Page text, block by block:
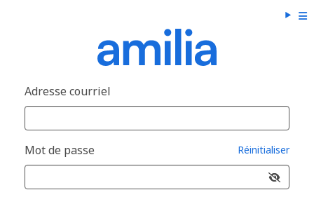
Adresse courriel
Mot de passe Réinitialiser